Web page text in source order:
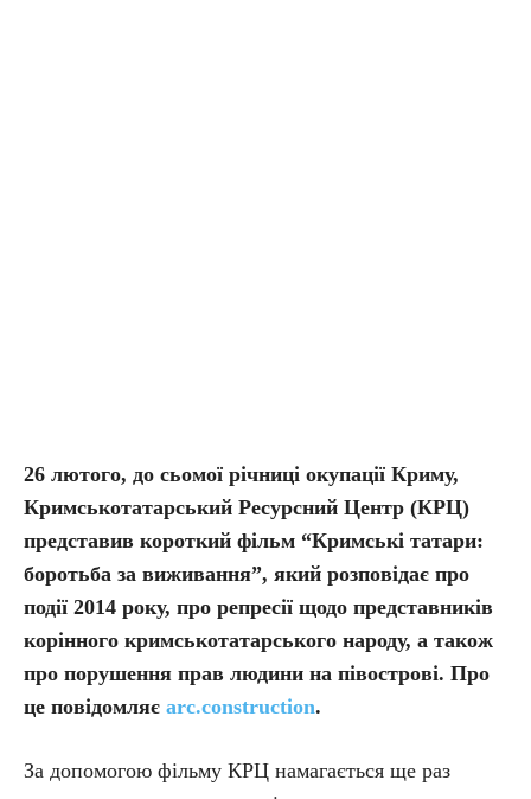
26 лютого, до сьомої річниці окупації Криму,
Кримськотатарський Ресурсний Центр (КРЦ)
представив короткий фільм “Кримські татари:
боротьба за виживання”, який розповідає про
події 2014 року, про репресії щодо представників
корінного кримськотатарського народу, а також
про порушення прав людини на півострові. Про
це повідомляє arc.construction.
За допомогою фільму КРЦ намагається ще раз